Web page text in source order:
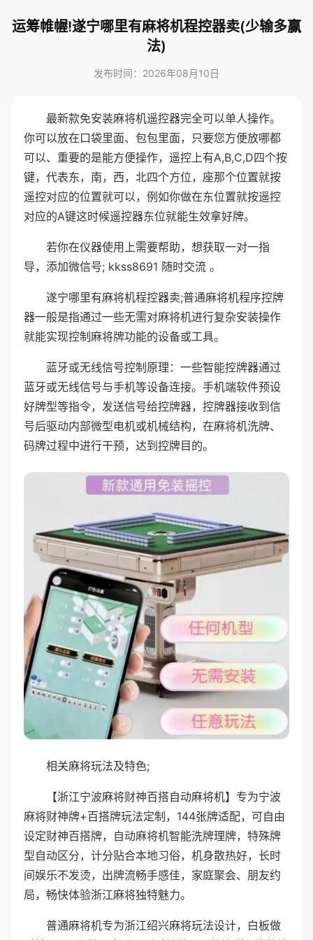
运筹帷幄!遂宁哪里有麻将机程控器卖(少输多赢
法)
发布时间：2026年08月10日
最新款免安装麻将机遥控器完全可以单人操作。
你可以放在口袋里面、包包里面，只要您方便放哪都
可以、重要的是能方便操作，遥控上有A,B,C,D四个按
键，代表东，南，西，北四个方位，座那个位置就按
遥控对应的位置就可以，例如你做在东位置就按遥控
对应的A键这时候遥控器东位就能生效拿好牌。
若你在仪器使用上需要帮助，想获取一对一指
导，添加微信号; kkss8691 随时交流 。
遂宁哪里有麻将机程控器卖;普通麻将机程序控牌
器一般是指通过一些无需对麻将机进行复杂安装操作
就能实现控制麻将牌功能的设备或工具。
蓝牙或无线信号控制原理：一些智能控牌器通过
蓝牙或无线信号与手机等设备连接。手机端软件预设
好牌型等指令，发送信号给控牌器，控牌器接收到信
号后驱动内部微型电机或机械结构，在麻将机洗牌、
码牌过程中进行干预，达到控牌目的。
相关麻将玩法及特色;
【浙江宁波麻将财神百搭自动麻将机】专为宁波
麻将财神牌+百搭牌玩法定制，144张牌适配，可自由
设定财神百搭牌，自动麻将机智能洗牌理牌，特殊牌
型自动区分，计分贴合本地习俗，机身散热好，长时
间娱乐不发烫，出牌流畅手感佳，家庭聚会、朋友约
局，畅快体验浙江麻将独特魅力。
普通麻将机专为浙江绍兴麻将玩法设计，白板做